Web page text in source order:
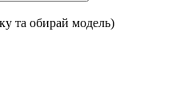
та обирай модель)